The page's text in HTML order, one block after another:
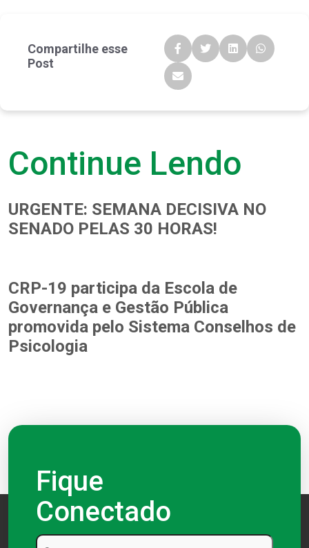
Compartilhe esse
Post
Continue Lendo
URGENTE: SEMANA DECISIVA NO
SENADO PELAS 30 HORAS!
CRP-19 participa da Escola de
Governança e Gestão Pública
promovida pelo Sistema Conselhos de
Psicologia
Fique
Conectado